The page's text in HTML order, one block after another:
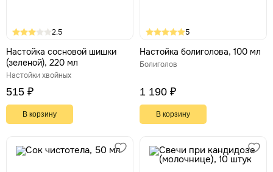
2.5
Настойка сосновой шишки
(зеленой), 220 мл
Настойки хвойных
515 ₽
В корзину
5
Настойка болиголова, 100 мл
Болиголов
1 190 ₽
В корзину